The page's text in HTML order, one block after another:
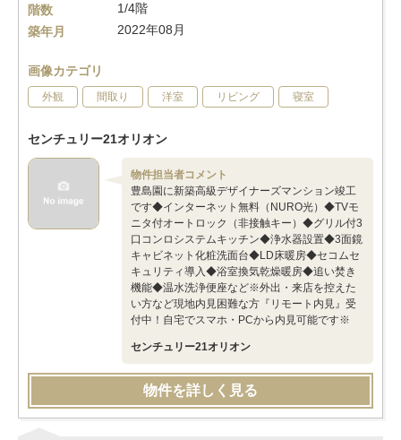
階数
1/4階
築年月
2022年08月
画像カテゴリ
外観 間取り 洋室 リビング 寝室
センチュリー21オリオン
物件担当者コメント
豊島園に新築高級デザイナーズマンション竣工
です◆インターネット無料（NURO光）◆TVモ
ニタ付オートロック（非接触キー）◆グリル付3
口コンロシステムキッチン◆浄水器設置◆3面鏡
キャビネット化粧洗面台◆LD床暖房◆セコムセ
キュリティ導入◆浴室換気乾燥暖房◆追い焚き
機能◆温水洗浄便座など※外出・来店を控えた
い方など現地内見困難な方『リモート内見』受
付中！自宅でスマホ・PCから内見可能です※
センチュリー21オリオン
物件を詳しく見る